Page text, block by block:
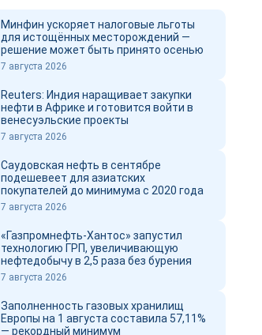
Минфин ускоряет налоговые льготы
для истощённых месторождений —
решение может быть принято осенью
7 августа 2026
Reuters: Индия наращивает закупки
нефти в Африке и готовится войти в
венесуэльские проекты
7 августа 2026
Саудовская нефть в сентябре
подешевеет для азиатских
покупателей до минимума с 2020 года
7 августа 2026
«Газпромнефть-Хантос» запустил
технологию ГРП, увеличивающую
нефтедобычу в 2,5 раза без бурения
7 августа 2026
Заполненность газовых хранилищ
Европы на 1 августа составила 57,11%
— рекордный минимум